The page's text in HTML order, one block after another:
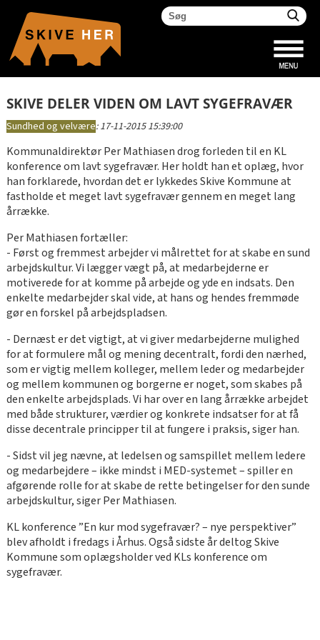
SKIVE DELER VIDEN OM LAVT SYGEFRAVÆR
Sundhed og velvære:17-11-2015 15:39:00
Kommunaldirektør Per Mathiasen drog forleden til en KL
konference om lavt sygefravær. Her holdt han et oplæg, hvor
han forklarede, hvordan det er lykkedes Skive Kommune at
fastholde et meget lavt sygefravær gennem en meget lang
årrække.
Per Mathiasen fortæller:
- Først og fremmest arbejder vi målrettet for at skabe en sund
arbejdskultur. Vi lægger vægt på, at medarbejderne er
motiverede for at komme på arbejde og yde en indsats. Den
enkelte medarbejder skal vide, at hans og hendes fremmøde
gør en forskel på arbejdspladsen.
- Dernæst er det vigtigt, at vi giver medarbejderne mulighed
for at formulere mål og mening decentralt, fordi den nærhed,
som er vigtig mellem kolleger, mellem leder og medarbejder
og mellem kommunen og borgerne er noget, som skabes på
den enkelte arbejdsplads. Vi har over en lang årrække arbejdet
med både strukturer, værdier og konkrete indsatser for at få
disse decentrale principper til at fungere i praksis, siger han.
- Sidst vil jeg nævne, at ledelsen og samspillet mellem ledere
og medarbejdere – ikke mindst i MED-systemet – spiller en
afgørende rolle for at skabe de rette betingelser for den sunde
arbejdskultur, siger Per Mathiasen.
KL konference ”En kur mod sygefravær? – nye perspektiver”
blev afholdt i fredags i Århus. Også sidste år deltog Skive
Kommune som oplægsholder ved KLs konference om
sygefravær.